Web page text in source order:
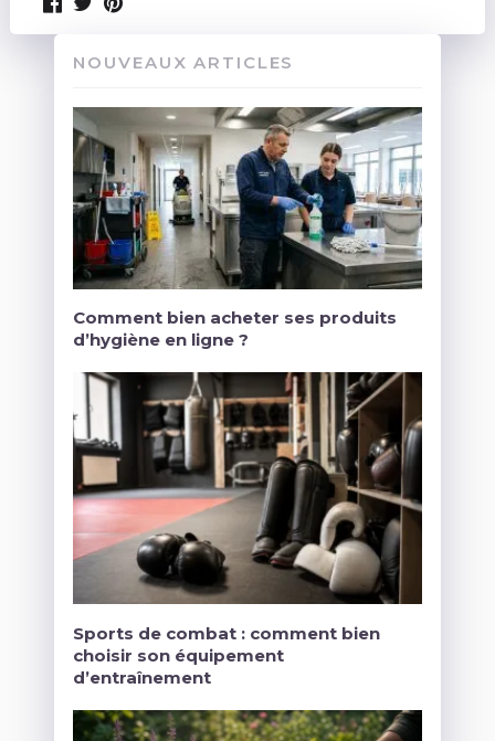
NOUVEAUX ARTICLES
Comment bien acheter ses produits
d’hygiène en ligne ?
Sports de combat : comment bien
choisir son équipement
d’entraînement